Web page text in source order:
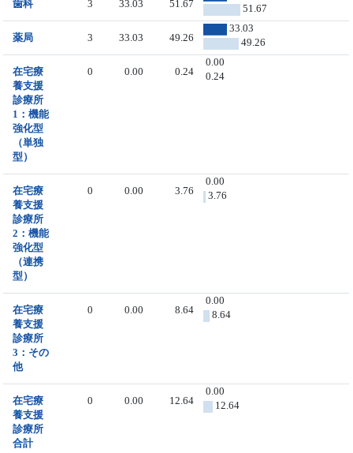
歯科 3 33.03 51.67
51.67
薬局 3 33.03 49.26
33.03
49.26
在宅療
養支援
診療所
1：機能
強化型
（単独
型）
0 0.00 0.24
0.00
0.24
在宅療
養支援
診療所
2：機能
強化型
（連携
型）
0 0.00 3.76
0.00
3.76
在宅療
養支援
診療所
3：その
他
0 0.00 8.64
0.00
8.64
在宅療
養支援
診療所
合計
0 0.00 12.64
0.00
12.64